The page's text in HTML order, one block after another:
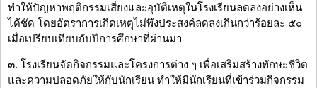
ทำให้ปัญหาพฤติกรรมเสี่ยงและอุบัติเหตุในโรงเรียนลดลงอย่างเห็น
ได้ชัด โดยอัตราการเกิดเหตุไม่พึงประสงค์ลดลงเกินกว่าร้อยละ ๕๐
เมื่อเปรียบเทียบกับปีการศึกษาที่ผ่านมา
๓. โรงเรียนจัดกิจกรรมและโครงการต่าง ๆ เพื่อเสริมสร้างทักษะชีวิต
และความปลอดภัยให้กับนักเรียน ทำให้มีนักเรียนที่เข้าร่วมกิจกรรม